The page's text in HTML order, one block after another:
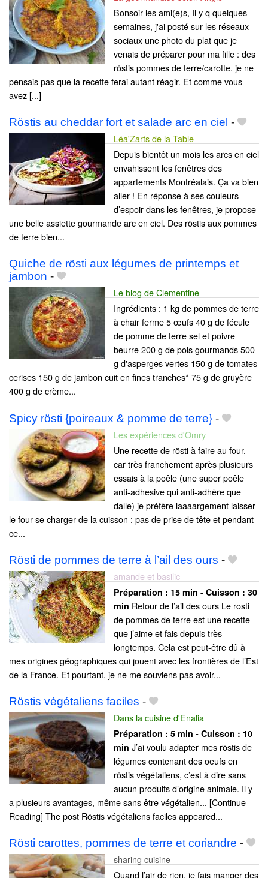
Bonsoir les ami(e)s, Il y q quelques
semaines, j'ai posté sur les réseaux
sociaux une photo du plat que je
venais de préparer pour ma fille : des
röstis pommes de terre/carotte. je ne
pensais pas que la recette ferai autant réagir. Et comme vous
avez [...]
Röstis au cheddar fort et salade arc en ciel -
Léa'Zarts de la Table
Depuis bientôt un mois les arcs en ciel
envahissent les fenêtres des
appartements Montréalais. Ça va bien
aller ! En réponse à ses couleurs
d’espoir dans les fenêtres, je propose
une belle assiette gourmande arc en ciel. Des röstis aux pommes
de terre bien...
Quiche de rösti aux légumes de printemps et
jambon -
Le blog de Clementine
Ingrédients : 1 kg de pommes de terre
à chair ferme 5 œufs 40 g de fécule
de pomme de terre sel et poivre
beurre 200 g de pois gourmands 500
g d'asperges vertes 150 g de tomates
cerises 150 g de jambon cuit en fines tranches* 75 g de gruyère
400 g de crème...
Spicy rösti {poireaux & pomme de terre} -
Les expériences d'Omry
Une recette de rösti à faire au four,
car très franchement après plusieurs
essais à la poêle (une super poêle
anti-adhesive qui anti-adhère que
dalle) je préfère laaaargement laisser
le four se charger de la cuisson : pas de prise de tête et pendant
ce...
Rösti de pommes de terre à l’ail des ours -
amande et basilic
Préparation : 15 min - Cuisson : 30
min Retour de l’ail des ours Le rosti
de pommes de terre est une recette
que j’aime et fais depuis très
longtemps. Cela est peut-être dû à
mes origines géographiques qui jouent avec les frontières de l’Est
de la France. Et pourtant, je ne me souviens pas avoir...
Röstis végétaliens faciles -
Dans la cuisine d'Enalia
Préparation : 5 min - Cuisson : 10
min J’ai voulu adapter mes röstis de
légumes contenant des oeufs en
röstis végétaliens, c’est à dire sans
aucun produits d’origine animale. Il y
a plusieurs avantages, même sans être végétalien... [Continue
Reading] The post Röstis végétaliens faciles appeared...
Rösti carottes, pommes de terre et coriandre -
sharing cuisine
Quand l’air de rien, je fais manger des